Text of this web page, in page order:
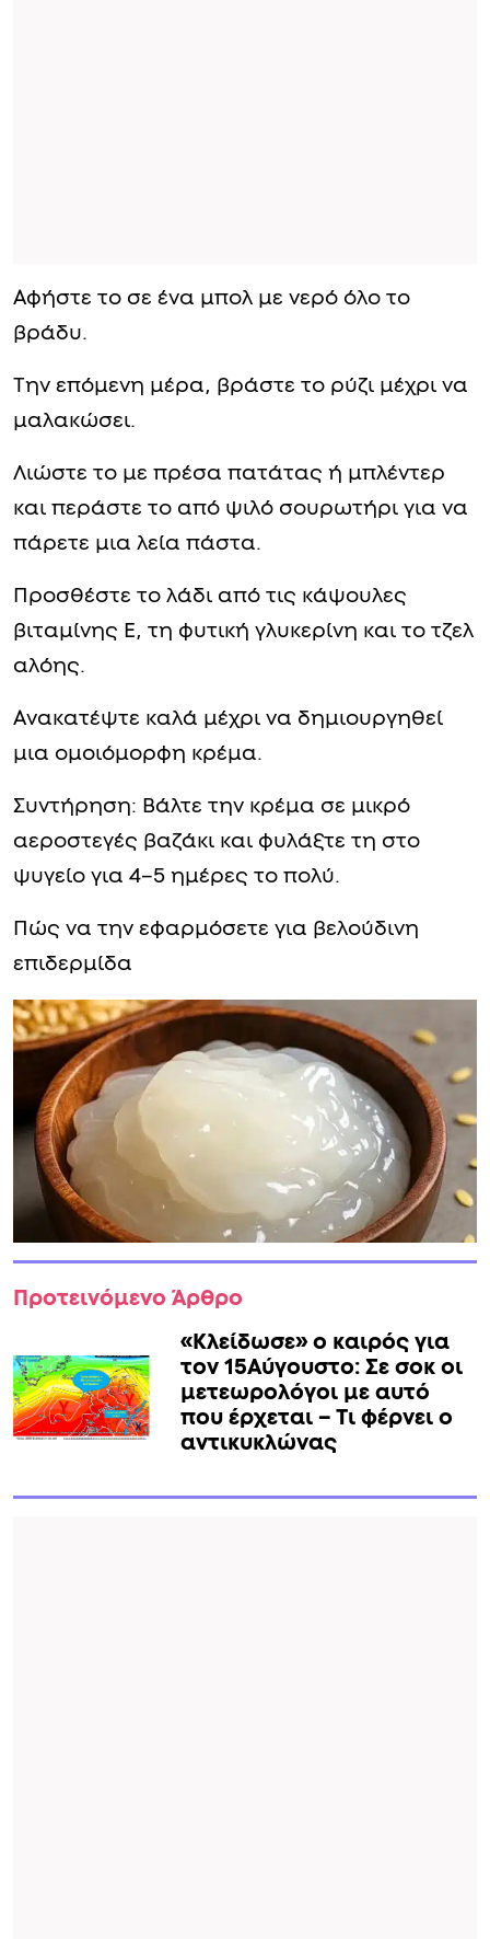
Αφήστε το σε ένα μπολ με νερό όλο το
βράδυ.
Την επόμενη μέρα, βράστε το ρύζι μέχρι να
μαλακώσει.
Λιώστε το με πρέσα πατάτας ή μπλέντερ
και περάστε το από ψιλό σουρωτήρι για να
πάρετε μια λεία πάστα.
Προσθέστε το λάδι από τις κάψουλες
βιταμίνης Ε, τη φυτική γλυκερίνη και το τζελ
αλόης.
Ανακατέψτε καλά μέχρι να δημιουργηθεί
μια ομοιόμορφη κρέμα.
Συντήρηση: Βάλτε την κρέμα σε μικρό
αεροστεγές βαζάκι και φυλάξτε τη στο
ψυγείο για 4–5 ημέρες το πολύ.
Πώς να την εφαρμόσετε για βελούδινη
επιδερμίδα
Προτεινόμενο Άρθρο
«Κλείδωσε» ο καιρός για
τον 15Αύγουστο: Σε σοκ οι
μετεωρολόγοι με αυτό
που έρχεται – Τι φέρνει ο
αντικυκλώνας